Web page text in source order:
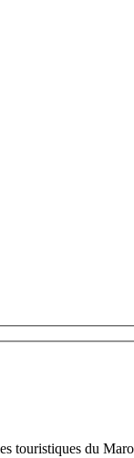
touristiques du